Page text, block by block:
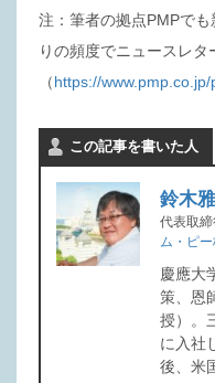
注：筆者の拠点PMPで
りの頻度でニュースレ
（https://
この記事を書いた人
鈴木
代表取
ム・ピ
慶應大
策、恩
授）。
に入社
後、米